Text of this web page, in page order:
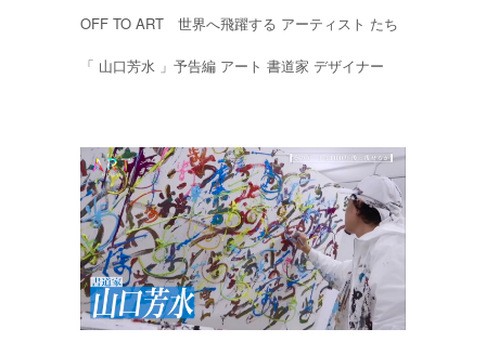
OFF TO ART 世界へ飛躍する アーティスト たち
「 山口芳水 」予告編 アート 書道家 デザイナー